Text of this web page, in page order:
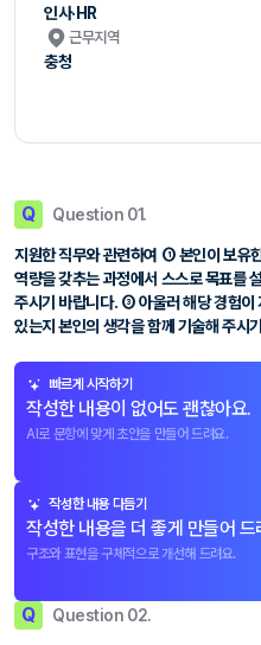
인사·HR
근무지역
충청
Q Question 01.
지원한 직무와 관련하여 ① 본인이 보유
역량을 갖추는 과정에서 스스로 목표를
주시기 바랍니다. ③ 아울러 해당 경험이
있는지 본인의 생각을 함께 기술해 주시
빠르게 시작하기
작성한 내용이 없어도 괜찮아요.
AI로 문항에 맞게 초안을 만들어 드려요.
작성한 내용 다듬기
작성한 내용을 더 좋게 만들어 드
구조와 표현을 구체적으로 개선해 드려요.
Q Question 02.